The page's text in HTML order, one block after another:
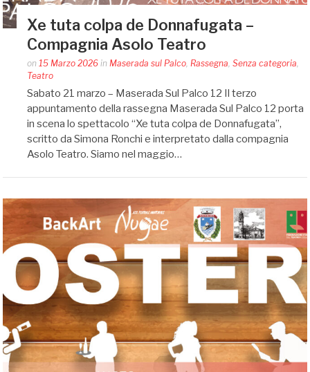
Xe tuta colpa de Donnafugata –
Compagnia Asolo Teatro
Posted
by
Silvia
Bin
on 15 Marzo 2026 in Maserada sul Palco Rassegna ,Senza categoria
Teatro
Sabato 21 marzo – Maserada Sul Palco 12 Il terzo
appuntamento della rassegna Maserada Sul Palco 12 porta
in scena lo spettacolo “Xe tuta colpa de Donnafugata”,
scritto da Simona Ronchi e interpretato dalla compagnia
Asolo Teatro. Siamo nel maggio…